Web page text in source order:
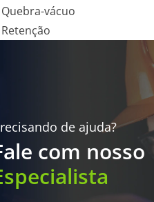
vácuo
de ajuda?
com nosso